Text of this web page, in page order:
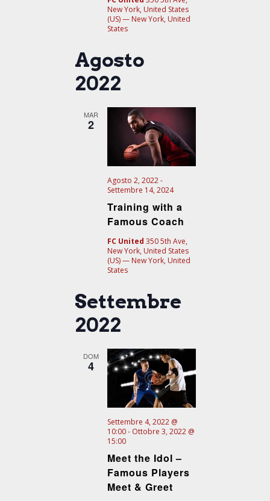
New York, United States
(US) — New York, United
States
Agosto
2022
MAR
2
Training with a
Famous Coach
Agosto 2, 2022-
Settembre 14, 2024
FC United 350 5th Ave,
New York, United States
(US) — New York, United
States
Settembre
2022
DOM
4
Meet the Idol –
Famous Players
Meet & Greet
Settembre 4, 2022 @
10:00- Ottobre 3, 2022 @
15:00